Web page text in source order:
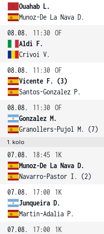
Ouahab L.
Munoz-De La Nava D.
08.08.
11:30 OF
Aldi F.
Crivoi V.
08.08.
11:30 OF
Vicente F. (3)
Santos-Gonzalez P.
08.08.
11:30 OF
Gonzalez M.
Granollers-Pujol M. (7)
1. kolo
07.08. 18:45
1K
Munoz-De La Nava D.
Navarro-Pastor I. (2)
07.08.
17:00
1K
Junqueira D.
Martin-Adalia P.
07.08.
17:00
1K